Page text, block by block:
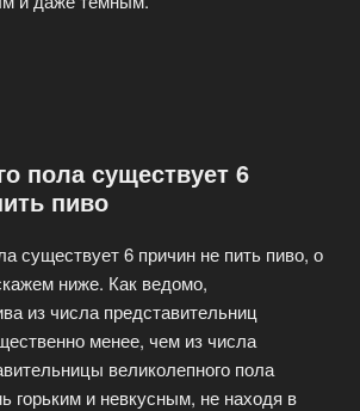
пола существует 6
пиво
существует 6 причин не пить пиво, о
ниже. Как ведомо,
из числа представительниц
менее, чем из числа
великолепного пола
горьким и невкусным, не находя в